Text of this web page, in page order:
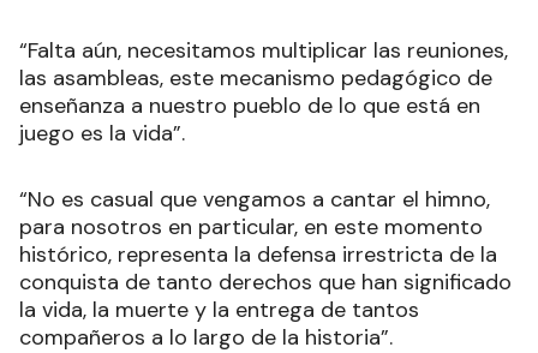
“Falta aún, necesitamos multiplicar las reuniones,
las asambleas, este mecanismo pedagógico de
enseñanza a nuestro pueblo de lo que está en
juego es la vida”.
“No es casual que vengamos a cantar el himno,
para nosotros en particular, en este momento
histórico, representa la defensa irrestricta de la
conquista de tanto derechos que han significado
la vida, la muerte y la entrega de tantos
compañeros a lo largo de la historia”.